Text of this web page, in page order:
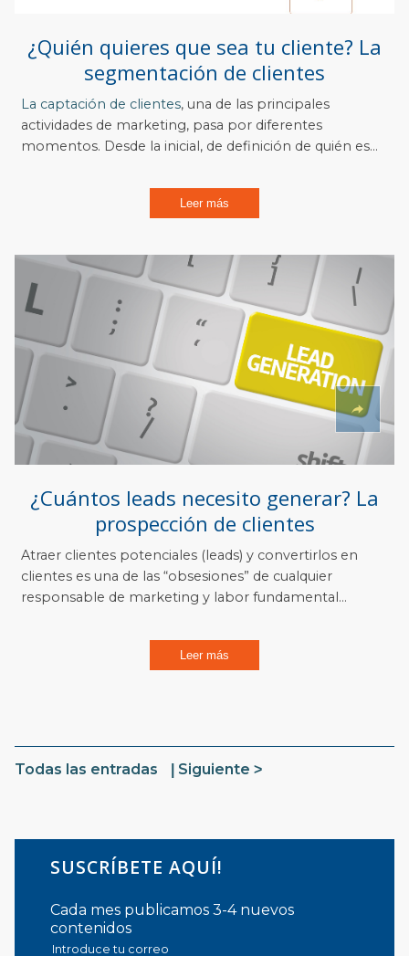
¿Quién quieres que sea tu cliente? La
segmentación de clientes
La captación de clientes, una de las principales
actividades de marketing, pasa por diferentes
momentos. Desde la inicial, de definición de quién es...
Leer más
¿Cuántos leads necesito generar? La
prospección de clientes
Atraer clientes potenciales (leads) y convertirlos en
clientes es una de las “obsesiones” de cualquier
responsable de marketing y labor fundamental...
Leer más
Todas las entradas Siguiente
SUSCRÍBETE AQUÍ!
Cada mes publicamos 3-4 nuevos
contenidos
Introduce tu correo